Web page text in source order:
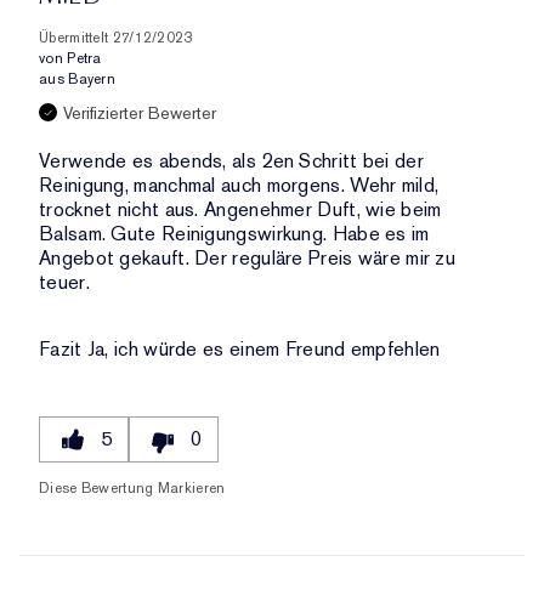
Übermittelt 27/12/2023
von Petra
aus Bayern
Verifizierter Bewerter
Verwende es abends, als 2en Schritt bei der
Reinigung, manchmal auch morgens. Wehr mild,
trocknet nicht aus. Angenehmer Duft, wie beim
Balsam. Gute Reinigungswirkung. Habe es im
Angebot gekauft. Der reguläre Preis wäre mir zu
teuer.
Fazit Ja, ich würde es einem Freund empfehlen
5 0
Diese Bewertung Markieren